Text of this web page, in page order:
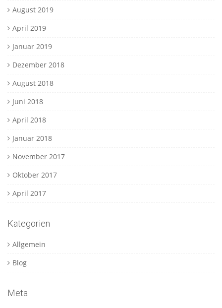
August 2019
April 2019
Januar 2019
Dezember 2018
August 2018
Juni 2018
April 2018
Januar 2018
November 2017
Oktober 2017
April 2017
Kategorien
Allgemein
Blog
Meta